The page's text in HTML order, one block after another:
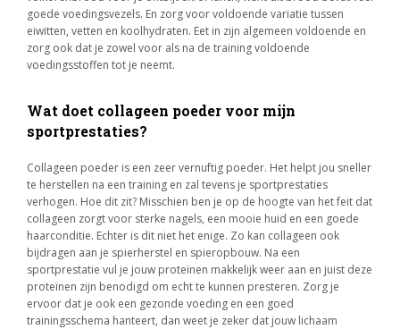
goede voedingsvezels. En zorg voor voldoende variatie tussen
eiwitten, vetten en koolhydraten. Eet in zijn algemeen voldoende en
zorg ook dat je zowel voor als na de training voldoende
voedingsstoffen tot je neemt.
Wat doet collageen poeder voor mijn
sportprestaties?
Collageen poeder is een zeer vernuftig poeder. Het helpt jou sneller
te herstellen na een training en zal tevens je sportprestaties
verhogen. Hoe dit zit? Misschien ben je op de hoogte van het feit dat
collageen zorgt voor sterke nagels, een mooie huid en een goede
haarconditie. Echter is dit niet het enige. Zo kan collageen ook
bijdragen aan je spierherstel en spieropbouw. Na een
sportprestatie vul je jouw proteïnen makkelijk weer aan en juist deze
proteïnen zijn benodigd om echt te kunnen presteren. Zorg je
ervoor dat je ook een gezonde voeding en een goed
trainingsschema hanteert, dan weet je zeker dat jouw lichaam